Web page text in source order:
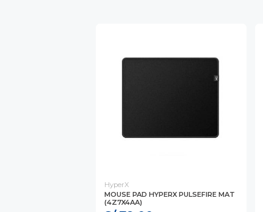
HyperX
MOUSE PAD HYPERX PULSEFIRE MAT
(4Z7X4AA)